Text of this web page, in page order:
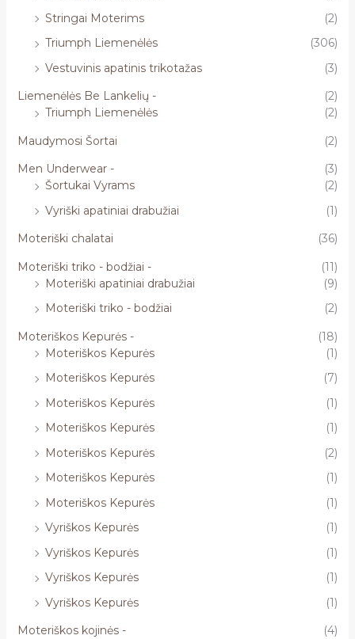
Stringai Moterims
(2)
Triumph Liemenėlės
(306)
Vestuvinis apatinis trikotažas
(3)
Liemenėlės Be Lankelių -
(2)
Triumph Liemenėlės
(2)
Maudymosi Šortai
(2)
Men Underwear -
(3)
Šortukai Vyrams
(2)
Vyriški apatiniai drabužiai
(1)
Moteriški chalatai
(36)
Moteriški triko - bodžiai -
(11)
Moteriški apatiniai drabužiai
(9)
Moteriški triko - bodžiai
(2)
Moteriškos Kepurės -
(18)
Moteriškos Kepurės
(1)
Moteriškos Kepurės
(7)
Moteriškos Kepurės
(1)
Moteriškos Kepurės
(1)
Moteriškos Kepurės
(2)
Moteriškos Kepurės
(1)
Moteriškos Kepurės
(1)
Vyriškos Kepurės
(1)
Vyriškos Kepurės
(1)
Vyriškos Kepurės
(1)
Vyriškos Kepurės
(1)
Moteriškos kojinės -
(4)